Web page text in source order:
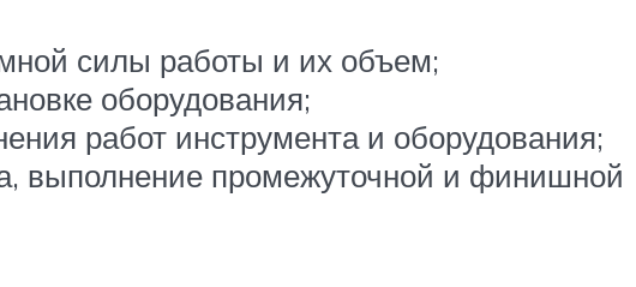
силы работы и их объем;
оборудования;
работ инструмента и оборудования;
выполнение промежуточной и финишной